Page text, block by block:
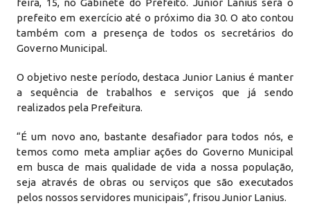
feira, 15, no Gabinete do Prefeito. Junior Lanius será o
prefeito em exercício até o próximo dia 30. O ato contou
também com a presença de todos os secretários do
Governo Municipal.
O objetivo neste período, destaca Junior Lanius é manter
a sequência de trabalhos e serviços que já sendo
realizados pela Prefeitura.
“É um novo ano, bastante desafiador para todos nós, e
temos como meta ampliar ações do Governo Municipal
em busca de mais qualidade de vida a nossa população,
seja através de obras ou serviços que são executados
pelos nossos servidores municipais”, frisou Junior Lanius.